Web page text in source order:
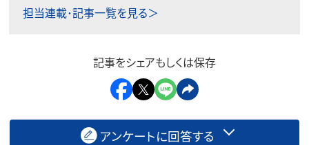
担当連載･記事一覧を見る＞
記事をシェアもしくは保存
アンケートに回答する